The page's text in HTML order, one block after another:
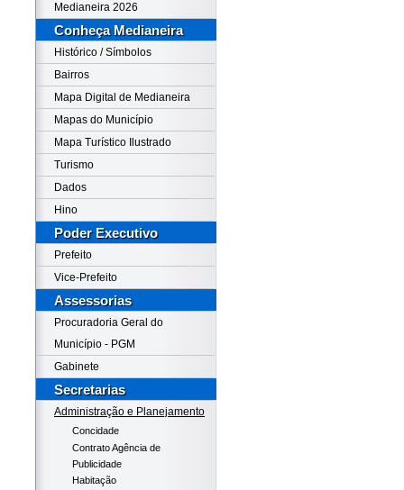
Medianeira 2026
Conheça Medianeira
Histórico / Símbolos
Bairros
Mapa Digital de Medianeira
Mapas do Município
Mapa Turístico Ilustrado
Turismo
Dados
Hino
Poder Executivo
Prefeito
Vice-Prefeito
Assessorias
Procuradoria Geral do
Município - PGM
Gabinete
Secretarias
Administração e Planejamento
Concidade
Contrato Agência de
Publicidade
Habitação